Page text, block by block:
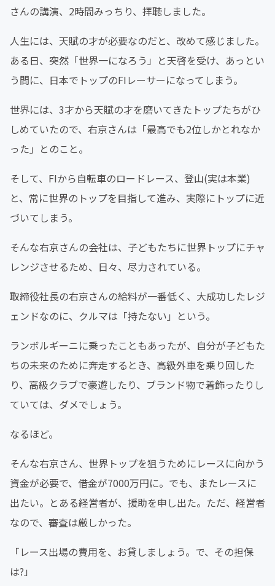
さんの講演、2時間みっちり、拝聴しました。
人生には、天賦の才が必要なのだと、改めて感じました。
ある日、突然「世界一になろう」と天啓を受け、あっとい
う間に、日本でトップのFIレーサーになってしまう。
世界には、3才から天賦の才を磨いてきたトップたちがひ
しめていたので、右京さんは「最高でも2位しかとれなか
った」とのこと。
そして、FIから自転車のロードレース、登山(実は本業)
と、常に世界のトップを目指して進み、実際にトップに近
づいてしまう。
そんな右京さんの会社は、子どもたちに世界トップにチャ
レンジさせるため、日々、尽力されている。
取締役社長の右京さんの給料が一番低く、大成功したレジ
ェンドなのに、クルマは「持たない」という。
ランボルギーニに乗ったこともあったが、自分が子どもた
ちの未来のために奔走するとき、高級外車を乗り回した
り、高級クラブで豪遊したり、ブランド物で着飾ったりし
ていては、ダメでしょう。
なるほど。
そんな右京さん、世界トップを狙うためにレースに向かう
資金が必要で、借金が7000万円に。でも、またレースに
出たい。とある経営者が、援助を申し出た。ただ、経営者
なので、審査は厳しかった。
「レース出場の費用を、お貸しましょう。で、その担保
は?」